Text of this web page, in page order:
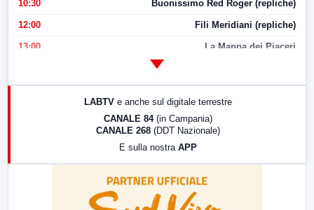
10:30 Buonissimo Red Roger (repliche)
12:00 Fili Meridiani (repliche)
13:00 La Mappa dei Piaceri
17:00 LabNews (replica)
LABTV e anche sul digitale terrestre
CANALE 84 (in Campania)
CANALE 268 (DDT Nazionale)
E sulla nostra APP